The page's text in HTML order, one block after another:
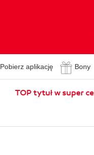
Pobierz aplikację Bony
TOP tytuł w super